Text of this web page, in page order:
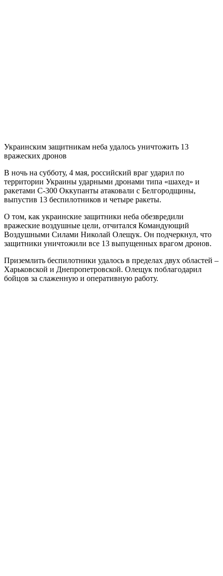
Украинским защитникам неба удалось уничтожить 13
вражеских дронов
В ночь на субботу, 4 мая, российский враг ударил по
территории Украины ударными дронами типа «шахед» и
ракетами С-300 Оккупанты атаковали с Белгородщины,
выпустив 13 беспилотников и четыре ракеты.
О том, как украинские защитники неба обезвредили
вражеские воздушные цели, отчитался Командующий
Воздушными Силами Николай Олещук. Он подчеркнул, что
защитники уничтожили все 13 выпущенных врагом дронов.
Приземлить беспилотники удалось в пределах двух областей –
Харьковской и Днепропетровской. Олещук поблагодарил
бойцов за слаженную и оперативную работу.